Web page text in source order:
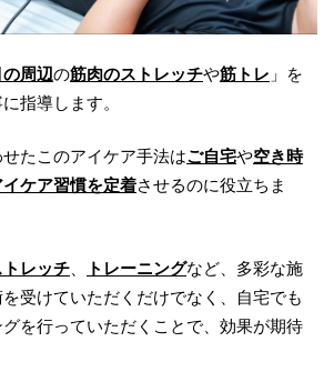
の周辺の筋肉のストレッチや筋トレ 」を
指導します。
たこのアイケア手法はご自宅や空き時
イケア習慣を定着させるのに役立ちま
トレッチ トレーニングなど、多彩な施
受けていただくだけでなく、自宅でも
を行っていただくことで、効果が期待